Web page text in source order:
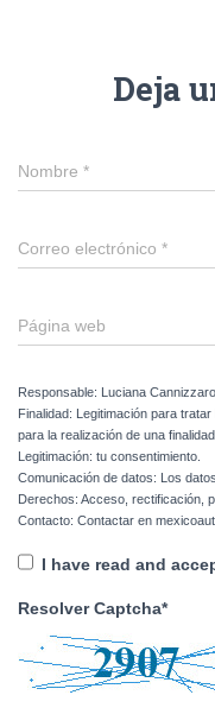
Deja
Nombre *
Correo electrónico *
Página web
Responsable: Luciana Cannizzaro.
Finalidad: Legitimación para
para la realización de una
Legitimación: tu consentimiento.
Comunicación de datos: Los
Derechos: Acceso, rectificación,
Contacto: Contactar en
I have read and
Resolver Captcha*